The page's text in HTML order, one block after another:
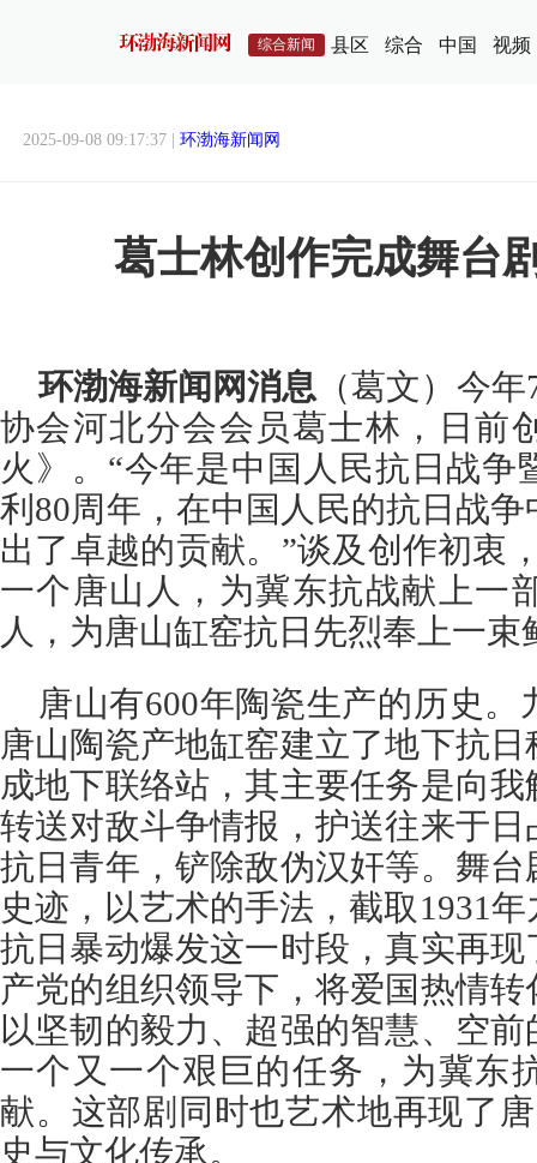
综合新闻 县区 综合 中国 视频
2025-09-08 09:17:37 | 环渤海新闻网
葛士林创作完成舞台
环渤海新闻网消息 （葛文）今
协会河北分会会员葛士林，日前
火》。“今年是中国人民抗日战争
利80周年，在中国人民的抗日战
出了卓越的贡献。”谈及创作初衷
一个唐山人，为冀东抗战献上一
人，为唐山缸窑抗日先烈奉上一束
唐山有600年陶瓷生产的历史
唐山陶瓷产地缸窑建立了地下抗
成地下联络站，其主要任务是向
转送对敌斗争情报，护送往来于
抗日青年，铲除敌伪汉奸等。舞
史迹，以艺术的手法，截取1931
抗日暴动爆发这一时段，真实再
产党的组织领导下，将爱国热情
以坚韧的毅力、超强的智慧、空
一个又一个艰巨的任务，为冀东
献。这部剧同时也艺术地再现了
史与文化传承。